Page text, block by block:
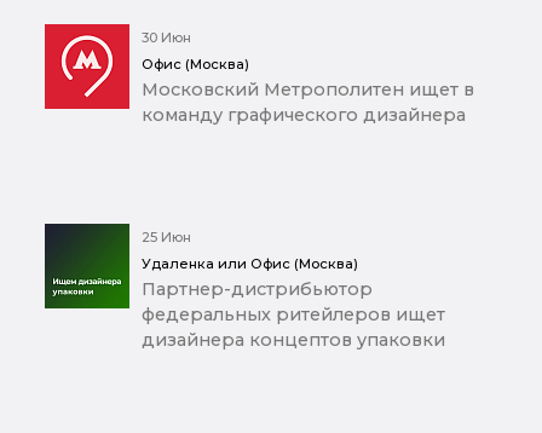
30 Июн
Офис (Москва)
Московский Метрополитен ищет в
команду графического дизайнера
25 Июн
Удаленка или Офис (Москва)
Партнер-дистрибьютор
федеральных ритейлеров ищет
дизайнера концептов упаковки